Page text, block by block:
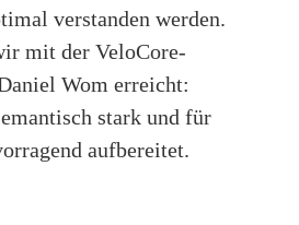
verstanden werden.
mit der VeloCore-
Wom erreicht:
stark und für
aufbereitet.